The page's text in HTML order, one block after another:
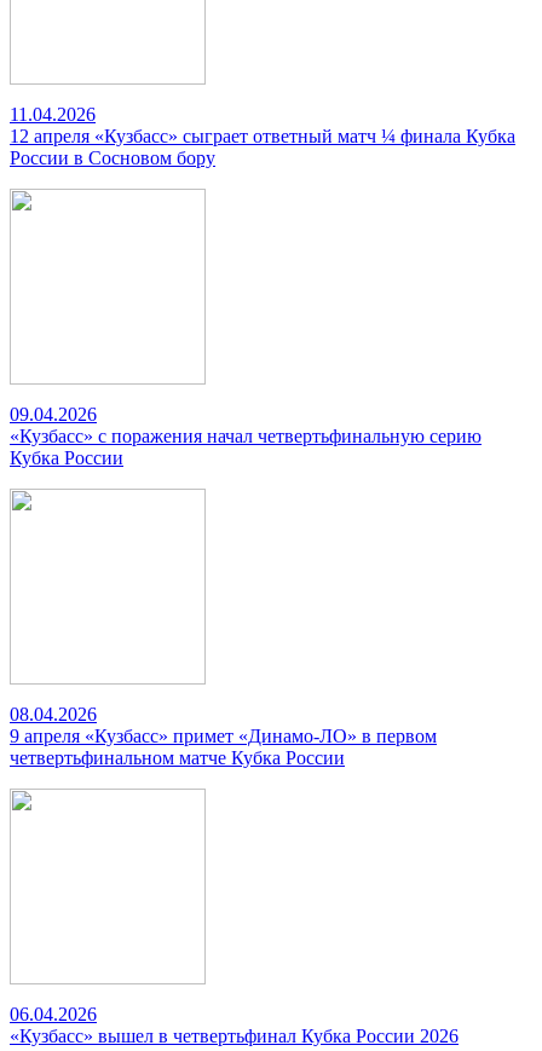
11.04.2026
12 апреля «Кузбасс» сыграет ответный матч ¼ финала Кубка
России в Сосновом бору
09.04.2026
«Кузбасс» с поражения начал четвертьфинальную серию
Кубка России
08.04.2026
9 апреля «Кузбасс» примет «Динамо-ЛО» в первом
четвертьфинальном матче Кубка России
06.04.2026
«Кузбасс» вышел в четвертьфинал Кубка России 2026